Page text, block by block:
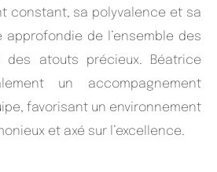
constant, sa polyvalence et sa
approfondie de l’ensemble des
des atouts précieux. Béatrice
un accompagnement
favorisant un environnement
et axé sur l’excellence.